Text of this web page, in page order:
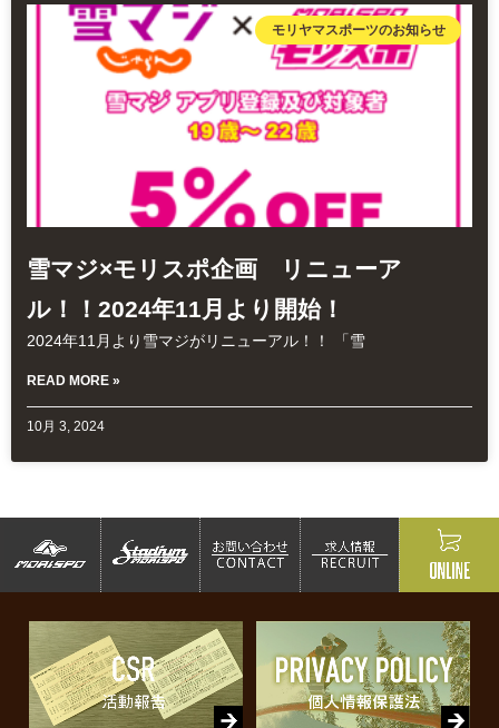
モリヤマスポーツのお知らせ
雪マジ×モリスポ企画 リニューア
ル！！2024年11月より開始！
2024年11月より雪マジがリニューアル！！ 「雪
READ MORE »
10月 3, 2024